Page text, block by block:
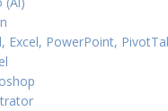
Excel, PowerPoint,